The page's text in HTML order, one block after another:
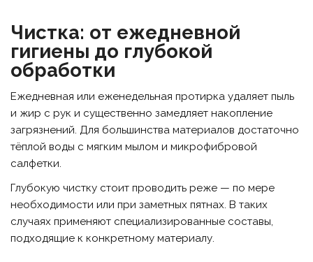
Чистка: от ежедневной
гигиены до глубокой
обработки
Ежедневная или еженедельная протирка удаляет пыль
и жир с рук и существенно замедляет накопление
загрязнений. Для большинства материалов достаточно
тёплой воды с мягким мылом и микрофибровой
салфетки.
Глубокую чистку стоит проводить реже — по мере
необходимости или при заметных пятнах. В таких
случаях применяют специализированные составы,
подходящие к конкретному материалу.